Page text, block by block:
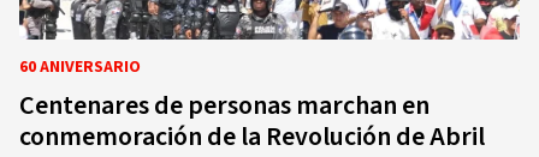
60 ANIVERSARIO
Centenares de personas marchan en
conmemoración de la Revolución de Abril